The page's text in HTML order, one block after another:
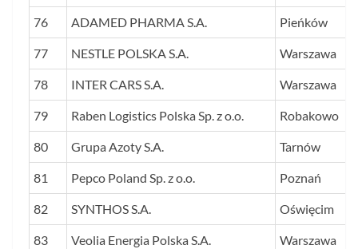
76 ADAMED PHARMA S.A. Pieńków
77 NESTLE POLSKA S.A. Warszawa
78 INTER CARS S.A. Warszawa
79 Raben Logistics Polska Sp. z o.o. Robakowo
80 Grupa Azoty S.A. Tarnów
81 Pepco Poland Sp. z o.o. Poznań
82 SYNTHOS S.A. Oświęcim
83 Veolia Energia Polska S.A. Warszawa